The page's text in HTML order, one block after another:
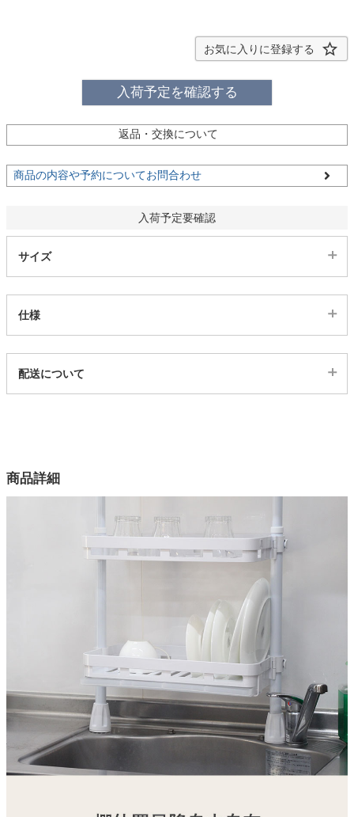
カーテン
マット
収納用品
家電・照明器具
インテリア雑貨
タワー
お気に入りに登録する
入荷予定を確認する
返品・交換について
商品の内容や予約についてお問合わせ
入荷予定要確認
サイズ
仕様
485403
1色
ポール：スチール(PEコーティング)
ポールキャップ接地面：PVC
約51.5から81.5
約2kg
配送について
商品詳細